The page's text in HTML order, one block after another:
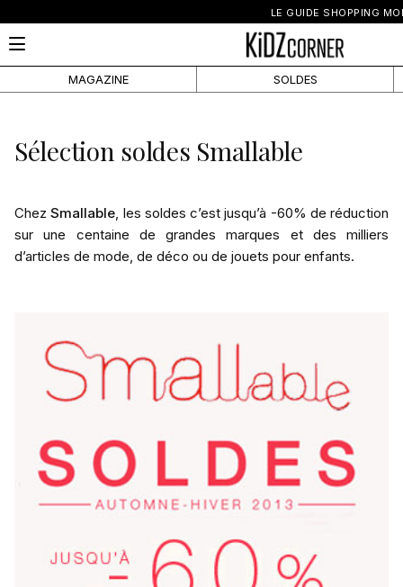
LE GUIDE SHOPPING
MAGAZINE SOLDES
Sélection soldes Smallable
ChezSmallable, les soldes c’est jusqu’à -60% de réduction
sur une centaine de grandes marques et des milliers
d’articles de mode, de déco ou de jouets pour enfants.